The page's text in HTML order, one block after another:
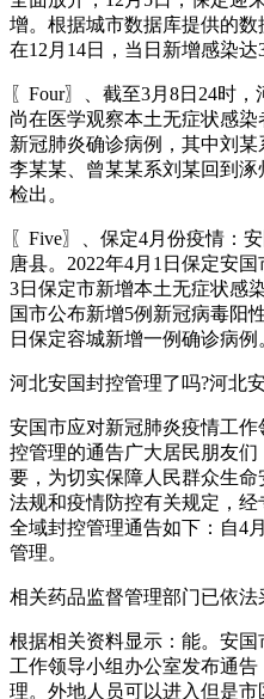
增。根据城市数据库提供的
在12月14日，当日新增感染达
〖Four〗、截至3月8日24时
尚在医学观察本土无症状感染
新冠肺炎确诊病例，其中刘某
李某某、曾某某系刘某回到
检出。
〖Five〗、保定4月份疫情：
唐县。2022年4月1日保定安
3日保定市新增本土无症状感
国市公布新增5例新冠病毒阳
日保定容城新增一例确诊病例
河北安国封控管理了吗?河北
安国市应对新冠肺炎疫情工
控管理的通告广大居民朋友
要，为切实保障人民群众生
法规和疫情防控有关规定，
全域封控管理通告如下：自4
管理。
相关药品监督管理部门已依法
根据相关资料显示：能。安
工作领导小组办公室发布通
理。外地人员可以进入但是市